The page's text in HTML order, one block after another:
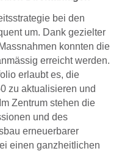
bei den
um. Dank gezielter
konnten die
erreicht werden.
erlaubt es, die
zu aktualisieren und
Zentrum stehen die
und des
erneuerbarer
einen ganzheitlichen